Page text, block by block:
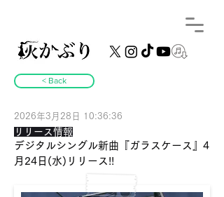
< Back
2026年3月28日 10:36:36
デジタルシングル新曲『ガラスケース』4
月24日(水)リリース!!
リリース情報